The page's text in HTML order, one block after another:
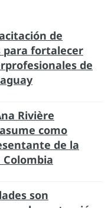
de
para fortalecer
de
Rivière
como
de la
Colombia
son